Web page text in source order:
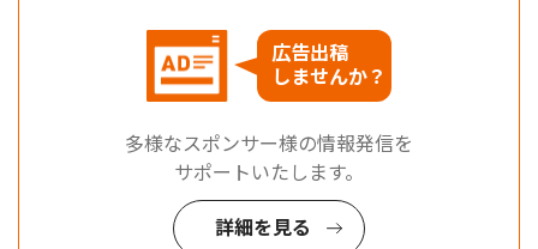
広告出稿
しませんか？
多様なスポンサー様の情報発信を
サポートいたします。
詳細を見る